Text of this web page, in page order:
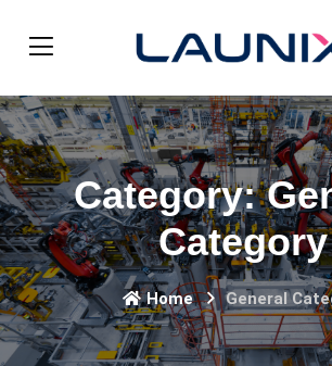
Category:
Category
Home General